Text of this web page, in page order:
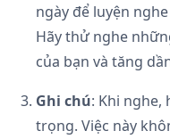
ngày để luyện
Hãy thử nghe
của bạn và tăng
Ghi chú: Khi
trọng. Việc này